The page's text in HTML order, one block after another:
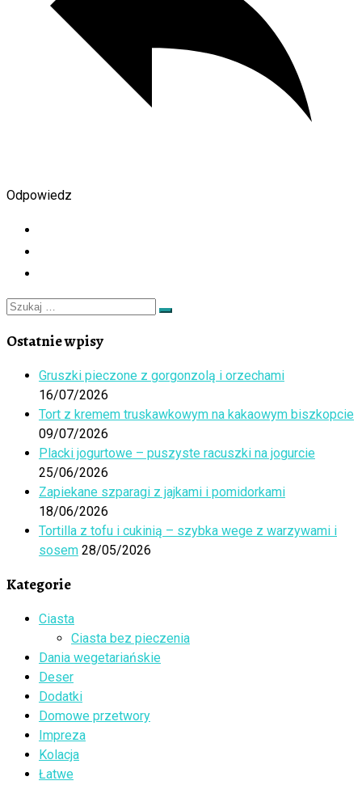
Odpowiedz
Szukaj
Szukaj
Ostatnie wpisy
Gruszki pieczone z gorgonzolą i orzechami
16/07/2026
Tort z kremem truskawkowym na kakaowym biszkopcie
09/07/2026
Placki jogurtowe – puszyste racuszki na jogurcie
25/06/2026
Zapiekane szparagi z jajkami i pomidorkami
18/06/2026
Tortilla z tofu i cukinią – szybka wege z warzywami i
sosem 28/05/2026
Kategorie
Ciasta
Ciasta bez pieczenia
Dania wegetariańskie
Deser
Dodatki
Domowe przetwory
Impreza
Kolacja
Łatwe